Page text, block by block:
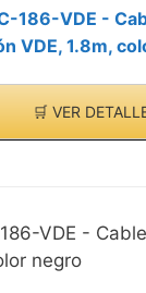
186-VDE -
VDE, 1.8m,
🛒 VER
VDE -
negro